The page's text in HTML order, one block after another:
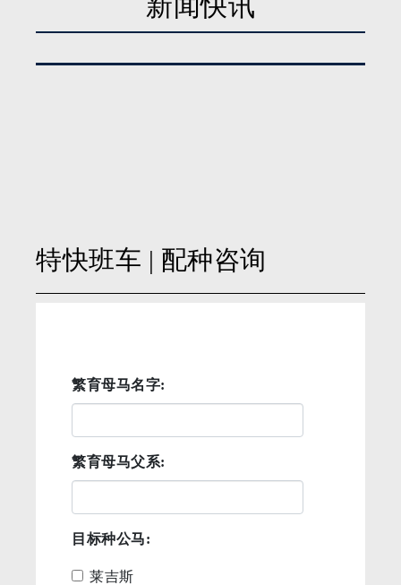
特快班车 | 配种咨询
繁育母马名字:
繁育母马父系:
目标种公马:
莱吉斯